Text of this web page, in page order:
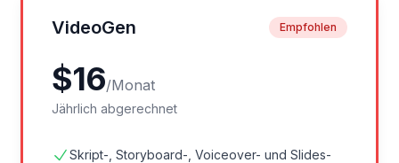
VideoGen Empfohlen
$16/Monat
Jährlich abgerechnet
Skript-, Storyboard-, Voiceover- und Slides-